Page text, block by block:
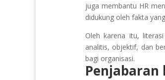
juga membantu HR
didukung oleh fakta
Oleh karena itu,
analitis, objektif, dan
bagi organisasi.